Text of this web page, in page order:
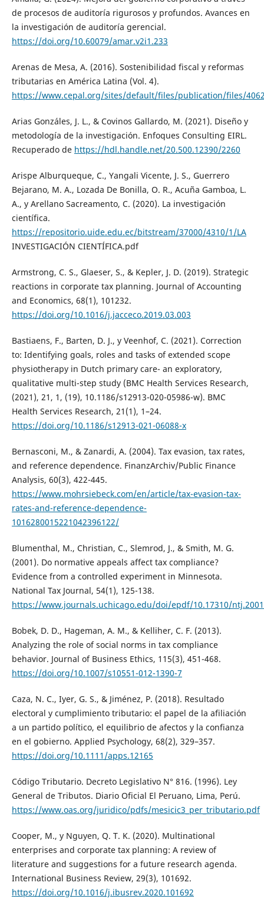
de procesos de auditoría rigurosos y profundos. Avances en
la investigación de auditoría gerencial.
https://doi.org/10.60079/amar.v2i1.233
Arenas de Mesa, A. (2016). Sostenibilidad fiscal y reformas
tributarias en América Latina (Vol. 4).
https://www.cepal.org/sites/default/files/publication/files/
Arias Gonzáles, J. L., & Covinos Gallardo, M. (2021). Diseño y
metodología de la investigación. Enfoques Consulting EIRL.
Recuperado de https://hdl.handle.net/20.500.12390/2260
Arispe Alburqueque, C., Yangali Vicente, J. S., Guerrero
Bejarano, M. A., Lozada De Bonilla, O. R., Acuña Gamboa, L.
A., y Arellano Sacreamento, C. (2020). La investigación
científica.
https://repositorio.uide.edu.ec/bitstream/37000/4310/1/LA
INVESTIGACIÓN CIENTÍFICA.pdf
Armstrong, C. S., Glaeser, S., & Kepler, J. D. (2019). Strategic
reactions in corporate tax planning. Journal of Accounting
and Economics, 68(1), 101232.
https://doi.org/10.1016/j.jacceco.2019.03.003
Bastiaens, F., Barten, D. J., y Veenhof, C. (2021). Correction
to: Identifying goals, roles and tasks of extended scope
physiotherapy in Dutch primary care- an exploratory,
qualitative multi-step study (BMC Health Services Research,
(2021), 21, 1, (19), 10.1186/s12913-020-05986-w). BMC
Health Services Research, 21(1), 1–24.
https://doi.org/10.1186/s12913-021-06088-x
Bernasconi, M., & Zanardi, A. (2004). Tax evasion, tax rates,
and reference dependence. FinanzArchiv/Public Finance
Analysis, 60(3), 422-445.
https://www.mohrsiebeck.com/en/article/tax-evasion-tax-
rates-and-reference-dependence-
1016280015221042396122/
Blumenthal, M., Christian, C., Slemrod, J., & Smith, M. G.
(2001). Do normative appeals affect tax compliance?
Evidence from a controlled experiment in Minnesota.
National Tax Journal, 54(1), 125-138.
https://www.journals.uchicago.edu/doi/epdf/10.17310/
Bobek, D. D., Hageman, A. M., & Kelliher, C. F. (2013).
Analyzing the role of social norms in tax compliance
behavior. Journal of Business Ethics, 115(3), 451-468.
https://doi.org/10.1007/s10551-012-1390-7
Caza, N. C., Iyer, G. S., & Jiménez, P. (2018). Resultado
electoral y cumplimiento tributario: el papel de la afiliación
a un partido político, el equilibrio de afectos y la confianza
en el gobierno. Applied Psychology, 68(2), 329–357.
https://doi.org/10.1111/apps.12165
Código Tributario. Decreto Legislativo N° 816. (1996). Ley
General de Tributos. Diario Oficial El Peruano, Lima, Perú.
https://www.oas.org/juridico/pdfs/mesicic3_per_tributario.pdf
Cooper, M., y Nguyen, Q. T. K. (2020). Multinational
enterprises and corporate tax planning: A review of
literature and suggestions for a future research agenda.
International Business Review, 29(3), 101692.
https://doi.org/10.1016/j.ibusrev.2020.101692